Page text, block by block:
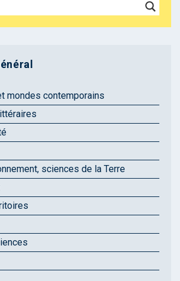
mondes contemporains
sciences de la Terre